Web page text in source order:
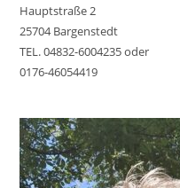
Hauptstraße 2
25704 Bargenstedt
TEL. 04832-6004235 oder
0176-46054419